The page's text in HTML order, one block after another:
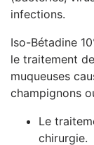
infections.
Iso-Bétadine
le traitement
muqueuses
champignons
Le
chirurgie.